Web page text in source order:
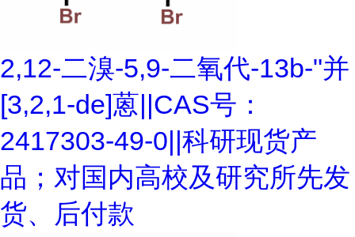
2,12-二溴-5,9-二氧代-13b-"并
[3,2,1-de]蒽||CAS号：
2417303-49-0||科研现货产
品；对国内高校及研究所先发
货、后付款